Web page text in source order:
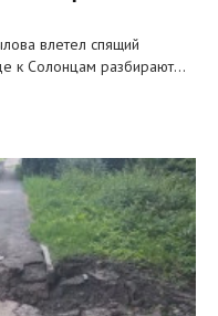
влетел спящий
к Солонцам разбирают…